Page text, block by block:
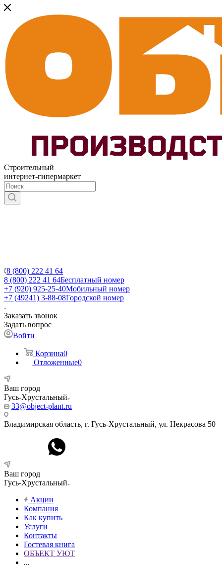
Строительный
интернет-гипермаркет
8 (800) 222 41 64
8 (800) 222 41 64Бесплатный номер
+7 (920) 925-25-40Мобильный номер
+7 (49241) 3-88-08Городской номер
Заказать звонок
Задать вопрос
Войти
Корзина0
Отложенные0
Ваш город
Гусь-Хрустальный
33@object-plant.ru
Владимирская область, г. Гусь-Хрустальный, ул. Некрасова 50
Ваш город
Гусь-Хрустальный
Акции
Компания
Как купить
Услуги
Контакты
Гостевая книга
ОБЪЕКТ УЮТ
...